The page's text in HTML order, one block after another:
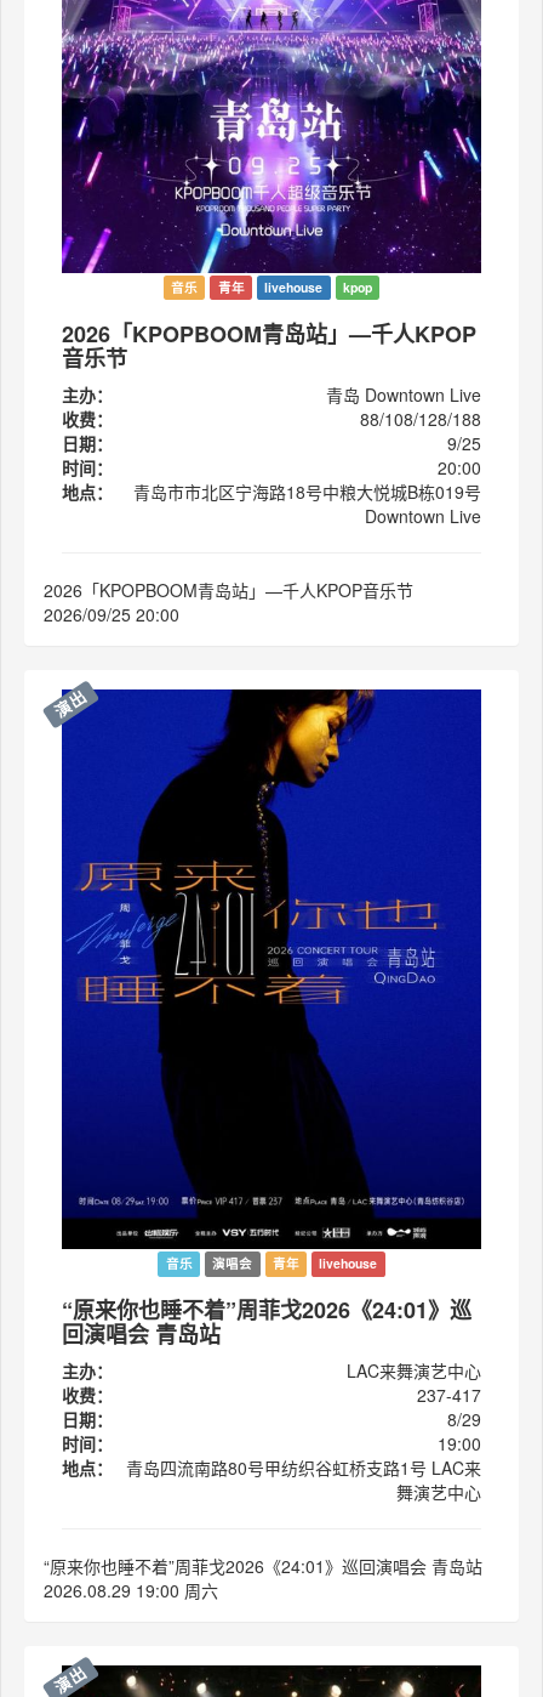
音乐 青年 livehouse kpop
2026「KPOPBOOM青岛站」—千人KPOP
音乐节
主办：
青岛 Downtown Live
收费：
88/108/128/188
日期：
9/25
时间：
20:00
地点：
青岛市市北区宁海路18号中粮大悦城B栋019号
Downtown Live
2026「KPOPBOOM青岛站」—千人KPOP音乐节
2026/09/25 20:00
演出
音乐 演唱会 青年 livehouse
“原来你也睡不着”周菲戈2026《24:01》巡
回演唱会 青岛站
主办：
LAC来舞演艺中心
收费：
237-417
日期：
8/29
时间：
19:00
地点：
青岛四流南路80号甲纺织谷虹桥支路1号 LAC来
舞演艺中心
“原来你也睡不着”周菲戈2026《24:01》巡回演唱会 青岛站
2026.08.29 19:00 周六
演出